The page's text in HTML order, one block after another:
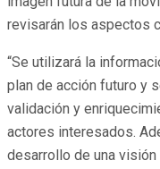
revisarán los aspectos
“Se utilizará la
plan de acción futuro y
validación y
actores interesados.
desarrollo de una